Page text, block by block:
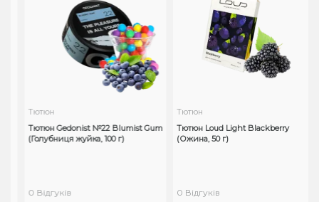
Тютюн
Тютюн Gedonist №22 Blumist Gum
(Голубниця жуйка, 100 г)
0 Відгуків
Тютюн
Тютюн Loud Light Blackberry
(Ожина, 50 г)
0 Відгуків